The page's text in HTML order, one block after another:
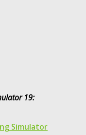
19:
Simulator